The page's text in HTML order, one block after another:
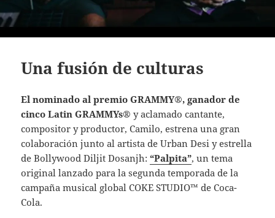
Una fusión de culturas
El nominado al premio GRAMMY®, ganador de
cinco Latin GRAMMYs® y aclamado cantante,
compositor y productor, Camilo, estrena una gran
colaboración junto al artista de Urban Desi y estrella
de Bollywood Diljit Dosanjh:“Palpita”, un tema
original lanzado para la segunda temporada de la
campaña musical global COKE STUDIO™ de Coca-
Cola.